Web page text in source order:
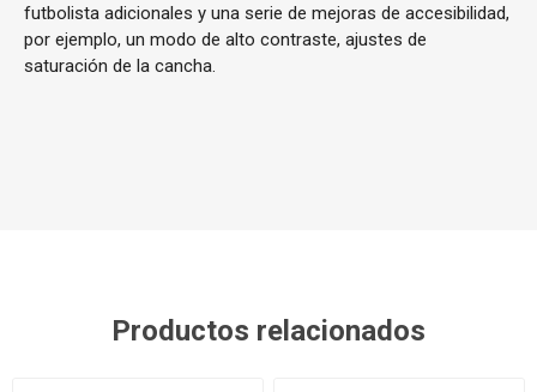
futbolista adicionales y una serie de mejoras de accesibilidad,
por ejemplo, un modo de alto contraste, ajustes de
saturación de la cancha.
Productos relacionados